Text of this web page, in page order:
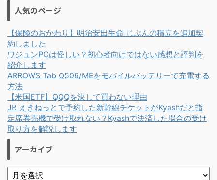
人気のページ
【保険のおかわり】明治安田生命 じぶんの積立を追加契
約しました
ワジュンPCは怪しい？初心者向けではない感想と評判を
紹介します
ARROWS Tab Q506/MEをモバイルバッテリーで充電する
方法
【米国ETF】QQQを決して買わない理由
JR えきねっとで予約した新幹線チケットがKyashだと指
定席券売機で受け取れない？Kyashで決済した場合の受け
取り方を解説します
アーカイブ